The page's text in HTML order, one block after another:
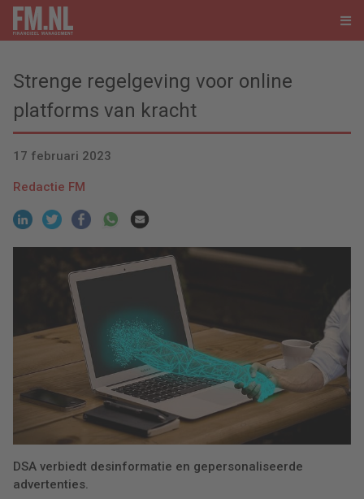
Strenge regelgeving voor online
platforms van kracht
17 februari 2023
Redactie FM
DSA verbiedt desinformatie en gepersonaliseerde
advertenties.